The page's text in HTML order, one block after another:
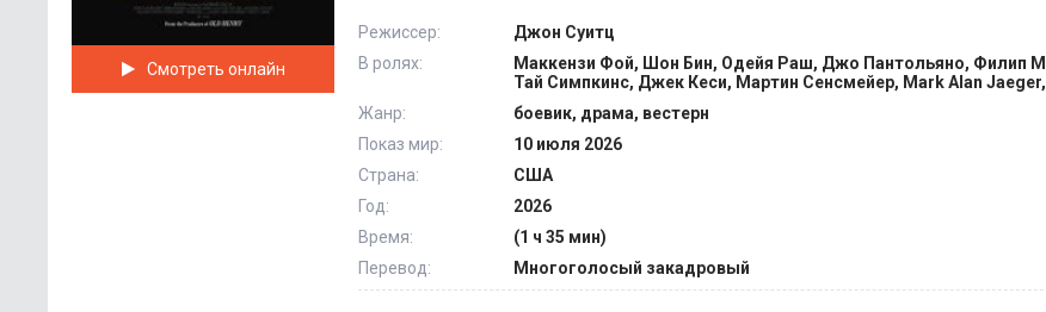
Смотреть онлайн
внимание. В таких условиях становится трудно найти поддержку, поэтому
полагаться на себя. @Filmix.fan
Режиссер:
Джон Суитц
В ролях:
Маккензи Фой, Шон Бин, Одейя Раш, Джо Пантольяно, Филип
Тай Симпкинс, Джек Кеси, Мартин Сенсмейер, Mark Alan
Жанр:
боевик, драма, вестерн
Показ мир:
10 июля 2026
Страна:
США
Год:
2026
Время:
(1 ч 35 мин)
Перевод:
Многоголосый закадровый